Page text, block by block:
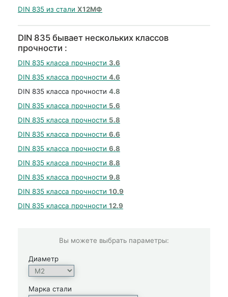
DIN 835 из стали Х12МФ
DIN 835 бывает нескольких классов
прочности :
DIN 835 класса прочности 3.6
DIN 835 класса прочности 4.6
DIN 835 класса прочности 4.8
DIN 835 класса прочности 5.6
DIN 835 класса прочности 5.8
DIN 835 класса прочности 6.6
DIN 835 класса прочности 6.8
DIN 835 класса прочности 8.8
DIN 835 класса прочности 9.8
DIN 835 класса прочности 10.9
DIN 835 класса прочности 12.9
Вы можете выбрать параметры:
Диаметр
Марка стали